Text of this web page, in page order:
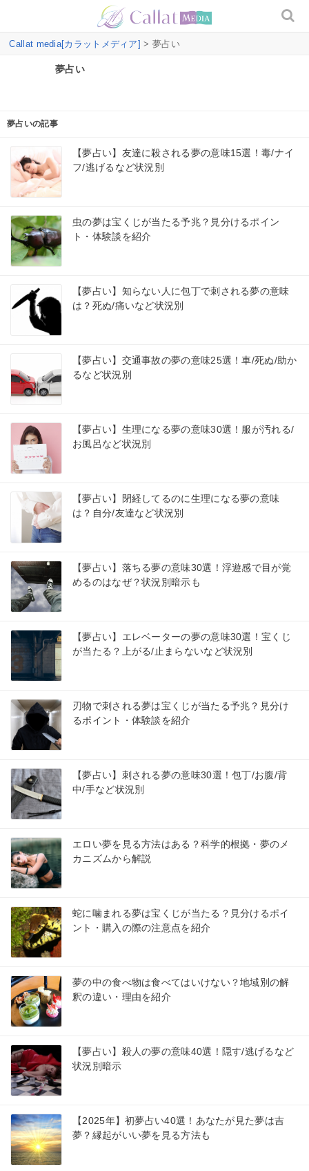
Callat media[カラットメディア] > 夢占い
夢占い
夢占いの記事
【夢占い】友達に殺される夢の意味15選！毒/ナイ
フ/逃げるなど状況別
虫の夢は宝くじが当たる予兆？見分けるポイン
ト・体験談を紹介
【夢占い】知らない人に包丁で刺される夢の意味
は？死ぬ/痛いなど状況別
【夢占い】交通事故の夢の意味25選！車/死ぬ/助か
るなど状況別
【夢占い】生理になる夢の意味30選！服が汚れる/
お風呂など状況別
【夢占い】閉経してるのに生理になる夢の意味
は？自分/友達など状況別
【夢占い】落ちる夢の意味30選！浮遊感で目が覚
めるのはなぜ？状況別暗示も
【夢占い】エレベーターの夢の意味30選！宝くじ
が当たる？上がる/止まらないなど状況別
刃物で刺される夢は宝くじが当たる予兆？見分け
るポイント・体験談を紹介
【夢占い】刺される夢の意味30選！包丁/お腹/背
中/手など状況別
エロい夢を見る方法はある？科学的根拠・夢のメ
カニズムから解説
蛇に噛まれる夢は宝くじが当たる？見分けるポイ
ント・購入の際の注意点を紹介
夢の中の食べ物は食べてはいけない？地域別の解
釈の違い・理由を紹介
【夢占い】殺人の夢の意味40選！隠す/逃げるなど
状況別暗示
【2025年】初夢占い40選！あなたが見た夢は吉
夢？縁起がいい夢を見る方法も